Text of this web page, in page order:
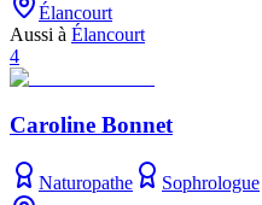
Élancourt
Aussi à Élancourt
4
Caroline Bonnet
Naturopathe
Sophrologue